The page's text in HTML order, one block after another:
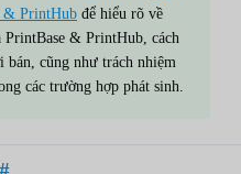
& PrintHub để hiểu rõ về
PrintBase & PrintHub, cách
cũng như trách nhiệm
các trường hợp phát sinh.